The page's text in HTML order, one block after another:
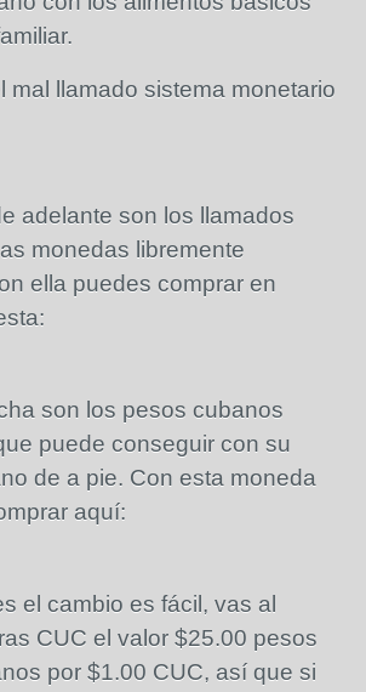
mal llamado sistema monetario
adelante son los llamados
monedas libremente
ella puedes comprar en
son los pesos cubanos
puede conseguir con su
de a pie. Con esta moneda
aquí:
el cambio es fácil, vas al
CUC el valor $25.00 pesos
por $1.00 CUC, así que si